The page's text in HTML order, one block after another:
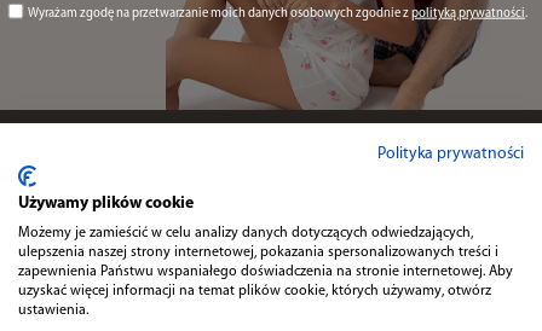
Wyrażam zgodę na przetwarzanie moich danych osobowych zgodnie zpolityką prywatności.
Przydatne
Kontakt
Polityka prywatności
Używamy plików cookie
Możemy je zamieścić w celu analizy danych dotyczących odwiedzających,
ulepszenia naszej strony internetowej, pokazania spersonalizowanych treści i
zapewnienia Państwu wspaniałego doświadczenia na stronie internetowej. Aby
uzyskać więcej informacji na temat plików cookie, których używamy, otwórz
ustawienia.